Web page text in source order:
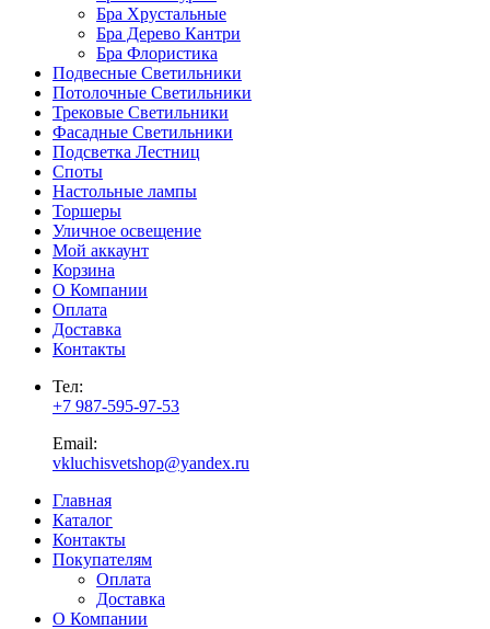
Бра Хрустальные
Бра Дерево Кантри
Бра Флористика
Подвесные Светильники
Потолочные Светильники
Трековые Светильники
Фасадные Светильники
Подсветка Лестниц
Споты
Настольные лампы
Торшеры
Уличное освещение
Мой аккаунт
Корзина
О Компании
Оплата
Доставка
Контакты
Тел:
+7 987-595-97-53
Email:
vkluchisvetshop@yandex.ru
Главная
Каталог
Контакты
Покупателям
Оплата
Доставка
О Компании